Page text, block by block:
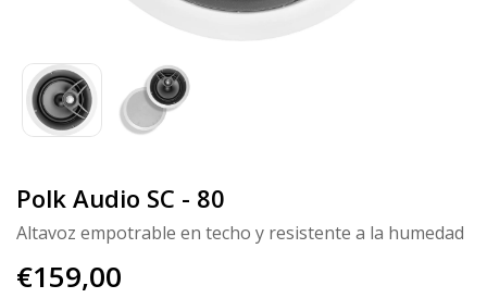
Polk Audio SC - 80
Altavoz empotrable en techo y resistente a la humedad
€159,00